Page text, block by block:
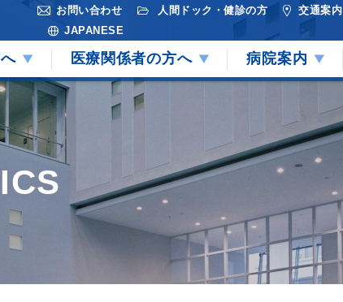
お問い合わせ 人間ドック・健診の方 交通案内
JAPANESE
医療関係者の方へ 病院案内